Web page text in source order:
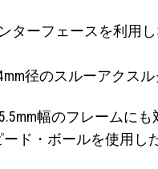
ンターフェースを利
径のスルーアクス
幅のフレームにも
ド・ボールを使用し